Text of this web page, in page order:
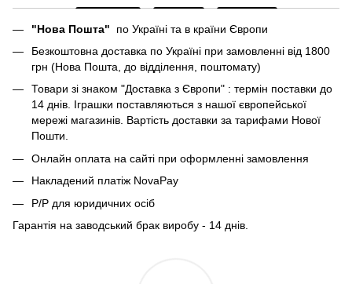
"Нова Пошта" по Україні та в країни Європи
Безкоштовна доставка по Україні при замовленні від 1800
грн (Нова Пошта, до відділення, поштомату)
Товари зі знаком "Доставка з Європи" : термін поставки до
14 днів. Іграшки поставляються з нашої європейської
мережі магазинів. Вартість доставки за тарифами Нової
Пошти.
Онлайн оплата на сайті при оформленні замовлення
Накладений платіж NovaPay
Р/Р для юридичних осіб
Гарантія на заводський брак виробу - 14 днів.